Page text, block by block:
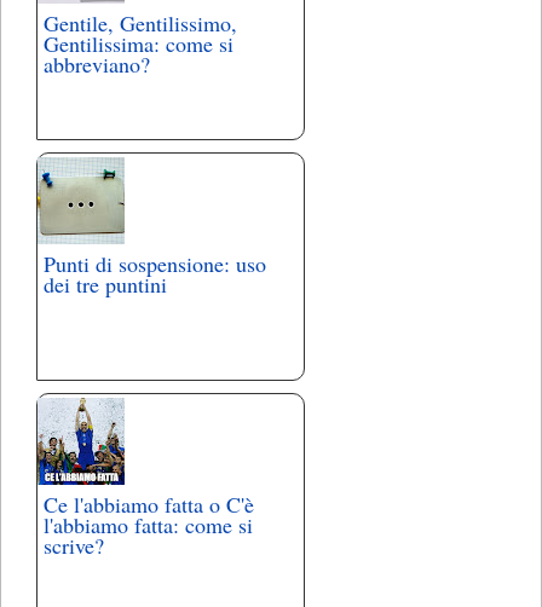
Gentile, Gentilissimo,
Gentilissima: come si
abbreviano?
Punti di sospensione: uso
dei tre puntini
Ce l'abbiamo fatta o C'è
l'abbiamo fatta: come si
scrive?